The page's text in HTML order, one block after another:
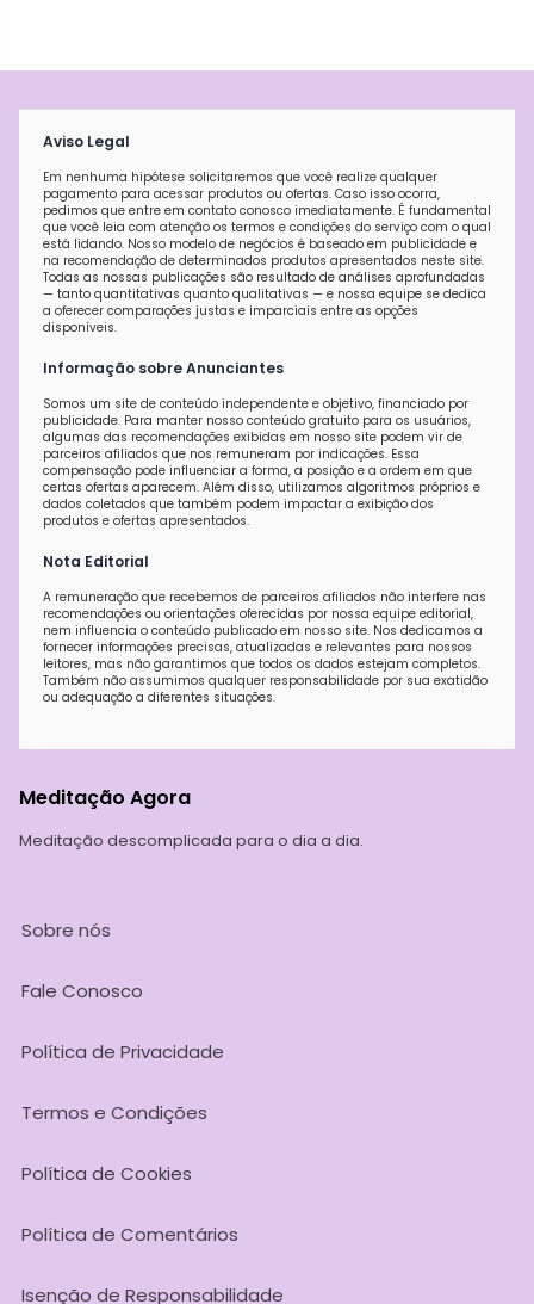
Aviso Legal
Em nenhuma hipótese solicitaremos que você realize qualquer
pagamento para acessar produtos ou ofertas. Caso isso ocorra,
pedimos que entre em contato conosco imediatamente. É fundamental
que você leia com atenção os termos e condições do serviço com o qual
está lidando. Nosso modelo de negócios é baseado em publicidade e
na recomendação de determinados produtos apresentados neste site.
Todas as nossas publicações são resultado de análises aprofundadas
— tanto quantitativas quanto qualitativas — e nossa equipe se dedica
a oferecer comparações justas e imparciais entre as opções
disponíveis.
Informação sobre Anunciantes
Somos um site de conteúdo independente e objetivo, financiado por
publicidade. Para manter nosso conteúdo gratuito para os usuários,
algumas das recomendações exibidas em nosso site podem vir de
parceiros afiliados que nos remuneram por indicações. Essa
compensação pode influenciar a forma, a posição e a ordem em que
certas ofertas aparecem. Além disso, utilizamos algoritmos próprios e
dados coletados que também podem impactar a exibição dos
produtos e ofertas apresentados.
Nota Editorial
A remuneração que recebemos de parceiros afiliados não interfere nas
recomendações ou orientações oferecidas por nossa equipe editorial,
nem influencia o conteúdo publicado em nosso site. Nos dedicamos a
fornecer informações precisas, atualizadas e relevantes para nossos
leitores, mas não garantimos que todos os dados estejam completos.
Também não assumimos qualquer responsabilidade por sua exatidão
ou adequação a diferentes situações.
Meditação Agora
Meditação descomplicada para o dia a dia.
Sobre nós
Fale Conosco
Política de Privacidade
Termos e Condições
Política de Cookies
Política de Comentários
Isenção de Responsabilidade